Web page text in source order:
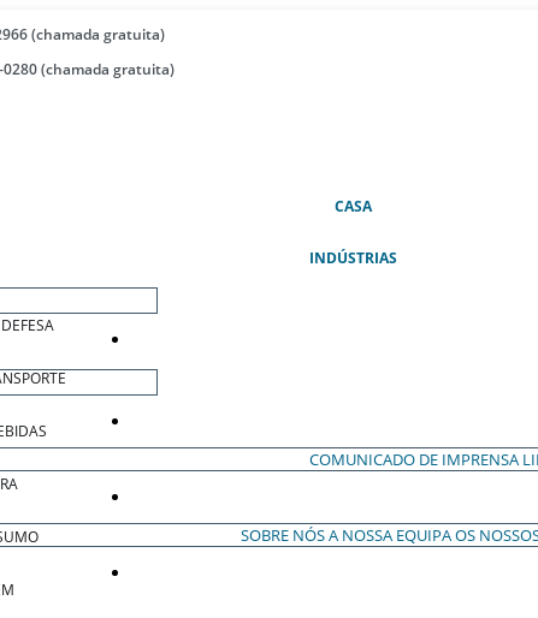
(chamada gratuita)
0280 (chamada gratuita)
CASA(ATUAL)
INDÚSTRIAS
COMUNICADO DE IMPRENSA
SOBRE NÓSA NOSSA EQUIPAOS